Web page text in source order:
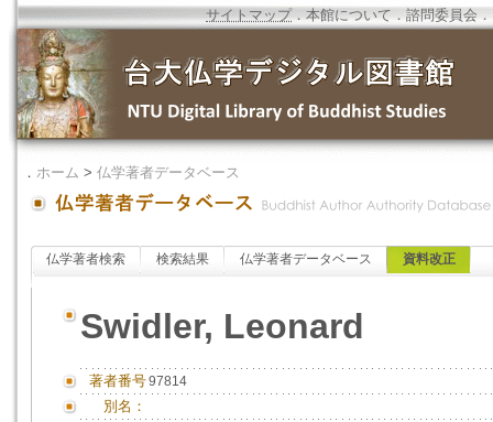
サイトマップ．本館について ．諮問委員会 ．
． ホーム > 仏学著者データベース
仏学著者検索 検索結果 仏学著者データベース 資料改正
Swidler, Leonard
著者番号97814
別名：